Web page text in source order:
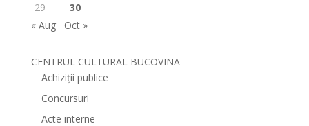
29
30
« Aug
Oct »
CENTRUL CULTURAL BUCOVINA
Achiziții publice
Concursuri
Acte interne